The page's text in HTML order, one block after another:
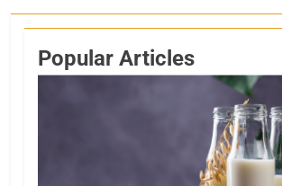
Popular Articles